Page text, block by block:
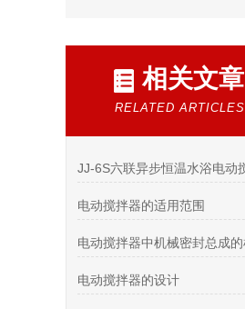
相关文章
RELATED ARTICLES
电动搅拌器的适用范围
电动搅拌器的设计